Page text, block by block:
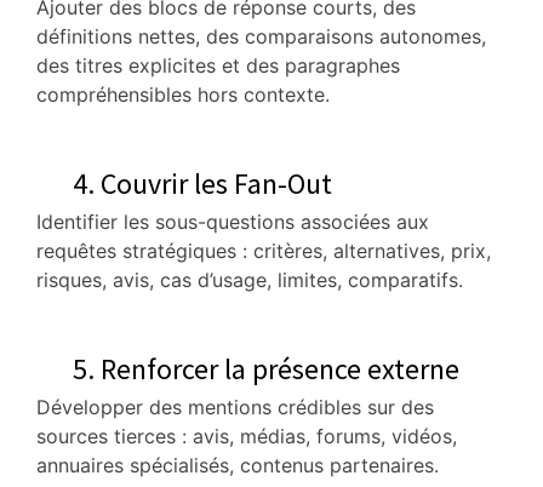
Ajouter des blocs de réponse courts, des
définitions nettes, des comparaisons autonomes,
des titres explicites et des paragraphes
compréhensibles hors contexte.
4. Couvrir les Fan-Out
Identifier les sous-questions associées aux
requêtes stratégiques : critères, alternatives, prix,
risques, avis, cas d’usage, limites, comparatifs.
5. Renforcer la présence externe
Développer des mentions crédibles sur des
sources tierces : avis, médias, forums, vidéos,
annuaires spécialisés, contenus partenaires.